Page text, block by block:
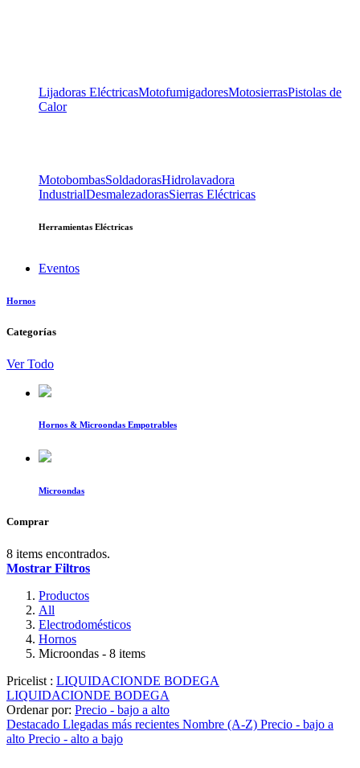
Lijadoras EléctricasMotofumigadoresMotosierrasPistolas de
Calor
MotobombasSoldadorasHidrolavadora
IndustrialDesmalezadorasSierras Eléctricas
Herramientas Eléctricas
Eventos
Hornos
Categorías
Ver Todo
Hornos & Microondas Empotrables
Microondas
Comprar
8 items encontrados.
Mostrar Filtros
Productos
All
Electrodomésticos
Hornos
Microondas - 8 items
Pricelist : LIQUIDACIONDE BODEGA
LIQUIDACIONDE BODEGA
Ordenar por: Precio - bajo a alto
Destacado Llegadas más recientes Nombre (A-Z) Precio - bajo a
alto Precio - alto a bajo